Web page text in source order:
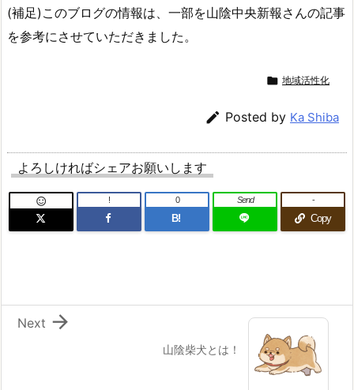
(補足)このブログの情報は、一部を山陰中央新報さんの記事
を参考にさせていただきました。
 地域活性化
 Posted by Ka Shiba
よろしければシェアお願いします
 !
B!
0 Send
Copy
-
山陰柴犬とは！

Next